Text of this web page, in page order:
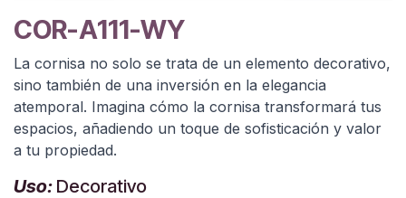
COR-A111-WY
La cornisa no solo se trata de un elemento decorativo,
sino también de una inversión en la elegancia
atemporal. Imagina cómo la cornisa transformará tus
espacios, añadiendo un toque de sofisticación y valor
a tu propiedad.
Uso: Decorativo